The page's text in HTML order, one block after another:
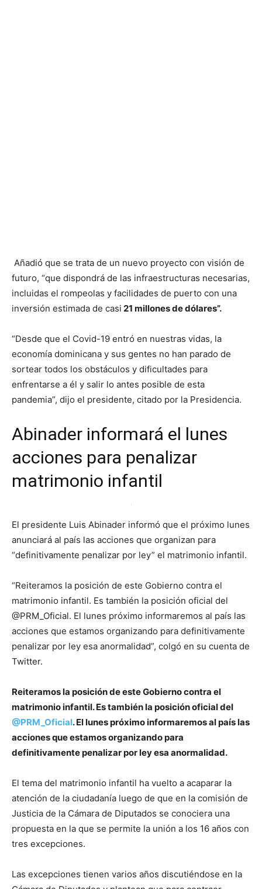
Añadió que se trata de un nuevo proyecto con visión de
futuro, “que dispondrá de las infraestructuras necesarias,
incluidas el rompeolas y facilidades de puerto con una
inversión estimada de casi 21 millones de dólares”.
“Desde que el Covid-19 entró en nuestras vidas, la
economía dominicana y sus gentes no han parado de
sortear todos los obstáculos y dificultades para
enfrentarse a él y salir lo antes posible de esta
pandemia”, dijo el presidente, citado por la Presidencia.
Abinader informará el lunes
acciones para penalizar
matrimonio infantil
El presidente Luis Abinader informó que el próximo lunes
anunciará al país las acciones que organizan para
“definitivamente penalizar por ley” el matrimonio infantil.
“Reiteramos la posición de este Gobierno contra el
matrimonio infantil. Es también la posición oficial del
@PRM_Oficial. El lunes próximo informaremos al país las
acciones que estamos organizando para definitivamente
penalizar por ley esa anormalidad”, colgó en su cuenta de
Twitter.
Reiteramos la posición de este Gobierno contra el
matrimonio infantil. Es también la posición oficial del
@PRM_Oficial. El lunes próximo informaremos al país las
acciones que estamos organizando para
definitivamente penalizar por ley esa anormalidad.
El tema del matrimonio infantil ha vuelto a acaparar la
atención de la ciudadanía luego de que en la comisión de
Justicia de la Cámara de Diputados se conociera una
propuesta en la que se permite la unión a los 16 años con
tres excepciones.
Las excepciones tienen varios años discutiéndose en la